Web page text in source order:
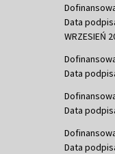
Data
WRZESIEŃ
Data
Data
Data